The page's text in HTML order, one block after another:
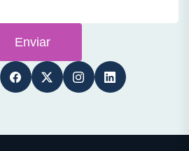
Enviar